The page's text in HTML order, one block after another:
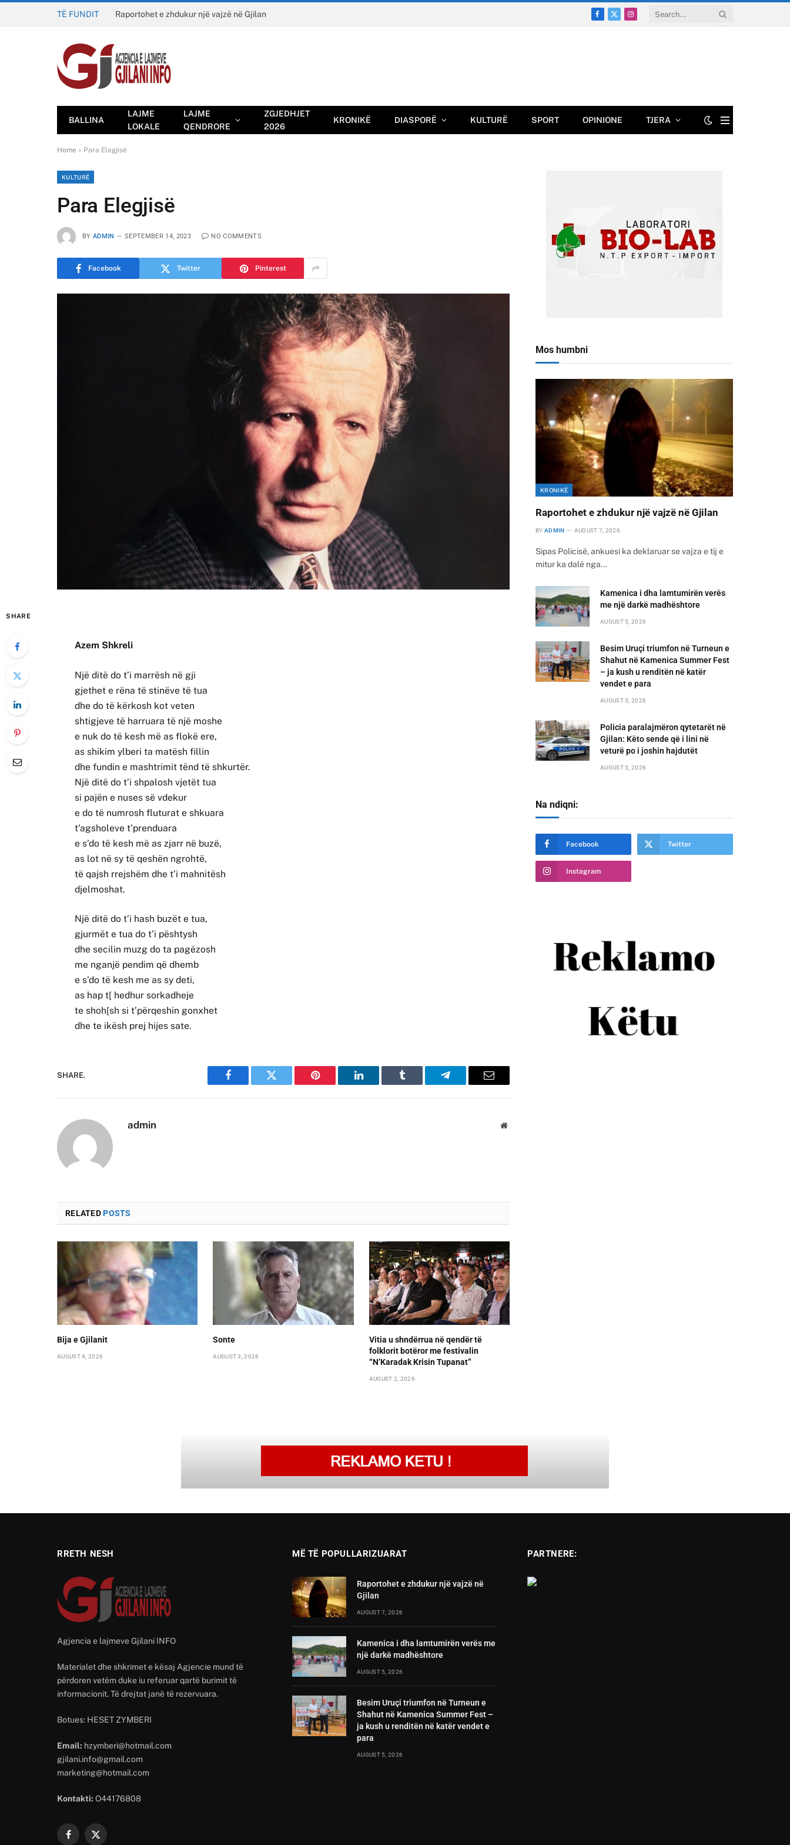
TË FUNDIT Raportohet e zhdukur një vajzë në Gjilan
Facebook
X
Instagram
BALLINA
LAJME
LOKALE
LAJME
QENDRORE
ZGJEDHJET
2026
KRONIKË DIASPORË KULTURË SPORT OPINIONE TJERA
Home » Para Elegjisë
KULTURË
Para Elegjisë
BY ADMIN SEPTEMBER 14, 2023 NO COMMENTS
Facebook Twitter Pinterest
SHARE
Azem Shkreli
Një ditë do t’i marrësh në gji
gjethet e rëna të stinëve të tua
dhe do të kërkosh kot veten
shtigjeve të harruara të një moshe
e nuk do të kesh më as flokë ere,
as shikim ylberi ta matësh fillin
dhe fundin e mashtrimit tënd të shkurtër.
Një ditë do t’i shpalosh vjetët tua
si pajën e nuses së vdekur
e do të numrosh fluturat e shkuara
t’agsholeve t’prenduara
e s’do të kesh më as zjarr në buzë,
as lot në sy të qeshën ngrohtë,
të qajsh rrejshëm dhe t’i mahnitësh
djelmoshat.
Një ditë do t’i hash buzët e tua,
gjurmët e tua do t’i pështysh
dhe secilin muzg do ta pagëzosh
me nganjë pendim që dhemb
e s’do të kesh me as sy deti,
as hap t[ hedhur sorkadheje
te shoh[sh si t’përqeshin gonxhet
dhe te ikësh prej hijes sate.
SHARE.
Facebook Twitter Pinterest LinkedIn Tumblr Telegram Email
admin Website
RELATEDPOSTS
Bija e Gjilanit
AUGUST 4, 2026
Sonte
AUGUST 3, 2026
Vitia u shndërrua në qendër të
folklorit botëror me festivalin
“N’Karadak Krisin Tupanat”
AUGUST 2, 2026
Mos humbni
KRONIKË
Raportohet e zhdukur një vajzë në Gjilan
BY ADMIN AUGUST 7, 2026
Sipas Policisë, ankuesi ka deklaruar se vajza e tij e
mitur ka dalë nga…
Kamenica i dha lamtumirën verës
me një darkë madhështore
AUGUST 5, 2026
Besim Uruçi triumfon në Turneun e
Shahut në Kamenica Summer Fest
– ja kush u renditën në katër
vendet e para
AUGUST 5, 2026
Policia paralajmëron qytetarët në
Gjilan: Këto sende që i lini në
veturë po i joshin hajdutët
AUGUST 5, 2026
Na ndiqni:
Facebook Twitter
Instagram
RRETH NESH
Agjencia e lajmeve Gjilani INFO
Materialet dhe shkrimet e kësaj Agjencie mund të
përdoren vetëm duke iu referuar qartë burimit të
informacionit. Të drejtat janë të rezervuara.
Botues: HESET ZYMBERI
Email: hzymberi@hotmail.com
gjilani.info@gmail.com
marketing@hotmail.com
Kontakti: O44176808
Facebook
X
MË TË POPULLARIZUARAT
Raportohet e zhdukur një vajzë në
Gjilan
AUGUST 7, 2026
Kamenica i dha lamtumirën verës me
një darkë madhështore
AUGUST 5, 2026
Besim Uruçi triumfon në Turneun e
Shahut në Kamenica Summer Fest –
ja kush u renditën në katër vendet e
para
AUGUST 5, 2026
PARTNERE: